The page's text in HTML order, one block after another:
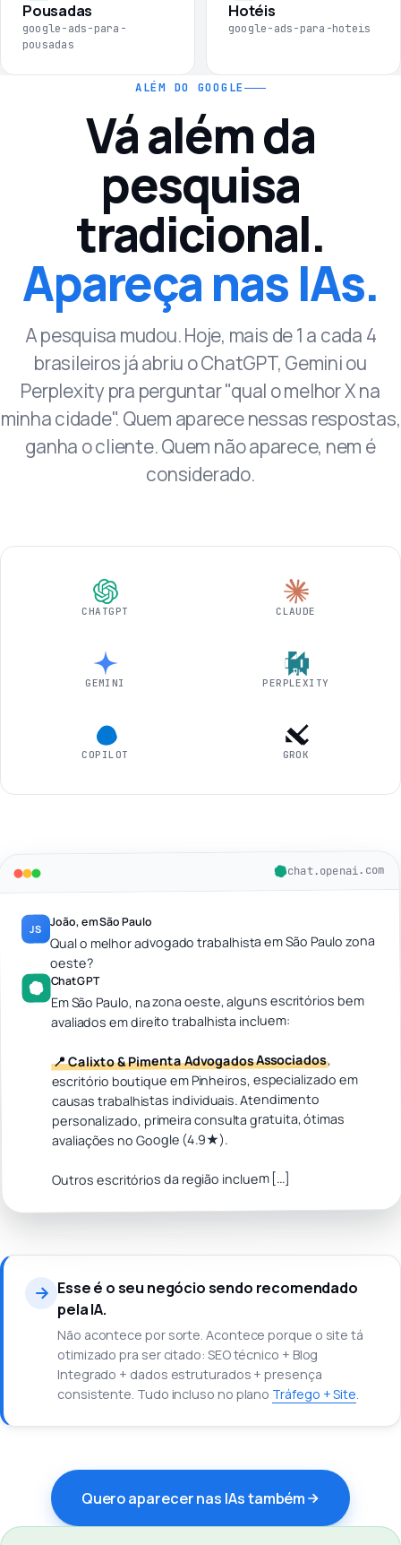
Pousadas
google-ads-para-
pousadas
Hotéis
google-ads-para-hoteis
ALÉM DO GOOGLE
Vá além da
pesquisa
tradicional.
Apareça nas IAs.
A pesquisa mudou. Hoje, mais de 1 a cada 4
brasileiros já abriu o ChatGPT, Gemini ou
Perplexity pra perguntar "qual o melhor X na
minha cidade". Quem aparece nessas respostas,
ganha o cliente. Quem não aparece, nem é
considerado.
CHATGPT CLAUDE
GEMINI PERPLEXITY
COPILOT GROK
chat.openai.com
JS João, em São Paulo
Qual o melhor advogado trabalhista em São Paulo zona
oeste?
ChatGPT
Em São Paulo, na zona oeste, alguns escritórios bem
avaliados em direito trabalhista incluem:
📍 Calixto & Pimenta Advogados Associados,
escritório boutique em Pinheiros, especializado em
causas trabalhistas individuais. Atendimento
personalizado, primeira consulta gratuita, ótimas
avaliações no Google (4.9★).
Outros escritórios da região incluem [...]
Esse é o seu negócio sendo recomendado
pela IA.
Não acontece por sorte. Acontece porque o site tá
otimizado pra ser citado: SEO técnico + Blog
Integrado + dados estruturados + presença
consistente. Tudo incluso no plano Tráfego + Site.
Quero aparecer nas IAs também